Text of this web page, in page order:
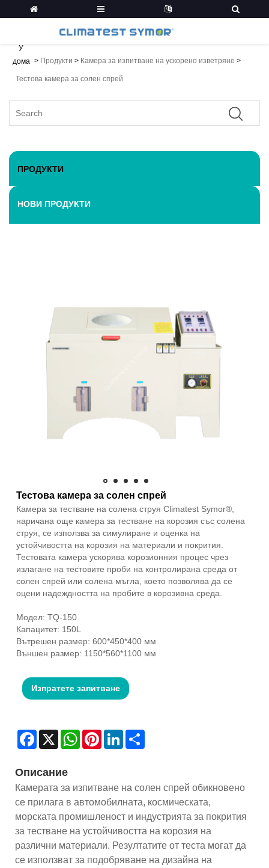
У
дома > Продукти > Камера за изпитване на ускорено изветряне >
Тестова камера за солен спрей
ПРОДУКТИ
НОВИ ПРОДУКТИ
Тестова камера за солен спрей
Камера за тестване на солена струя Climatest Symor®,
наричана още камера за тестване на корозия със солена
струя, се използва за симулиране и оценка на
устойчивостта на корозия на материали и покрития.
Тестовата камера ускорява корозионния процес чрез
излагане на тестовите проби на контролирана среда от
солен спрей или солена мъгла, което позволява да се
оцени надеждността на пробите в корозивна среда.
Модел: TQ-150
Капацитет: 150L
Вътрешен размер: 600*450*400 мм
Външен размер: 1150*560*1100 мм
Изпратете запитване
Facebook
X WhatsAppPinterestLinkedIn
Описание
Камерата за изпитване на солен спрей обикновено
се прилага в автомобилната, космическата,
морската промишленост и индустрията за покрития
за тестване на устойчивостта на корозия на
различни материали. Резултатите от теста могат да
се използват за подобряване на дизайна на